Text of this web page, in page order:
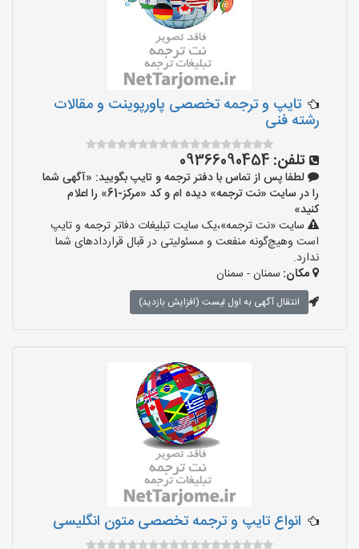
تایپ و ترجمه تخصصی پاورپوینت و مقالات
رشته فنی
تلفن: 09366090454
لطفا پس از تماس با دفتر ترجمه و تایپ بگویید: «آگهی شما
را در سایت «نت ترجمه» دیده ام و کد «مرکز-61» را اعلام
کنید»
سایت «نت ترجمه»،یک سایت تبلیغات دفاتر ترجمه و تایپ
است وهیچ‌گونه منفعت و مسئولیتی در قبال قراردادهای شما
ندارد.
مکان: سمنان - سمنان
انتقال آگهی به اول لیست (افزایش بازدید)
انواع تایپ و ترجمه تخصصی متون انگلیسی